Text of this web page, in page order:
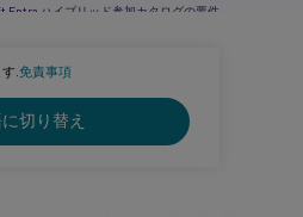
.免責事項
切り替え
ハイブリッド参加カタログの要件
ハイブリッド参加カタログの制限事項